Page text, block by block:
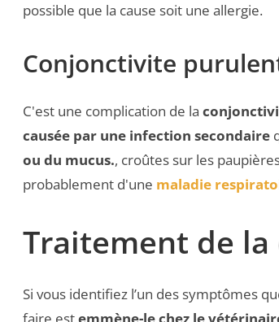
possible que la cause soit une allergie.
Conjonctivite
C'est une complication de la
causée par une infection secondaire
ou du mucus., croûtes sur les
probablement d'une maladie
Traitement de
Si vous identifiez l’un des symptômes